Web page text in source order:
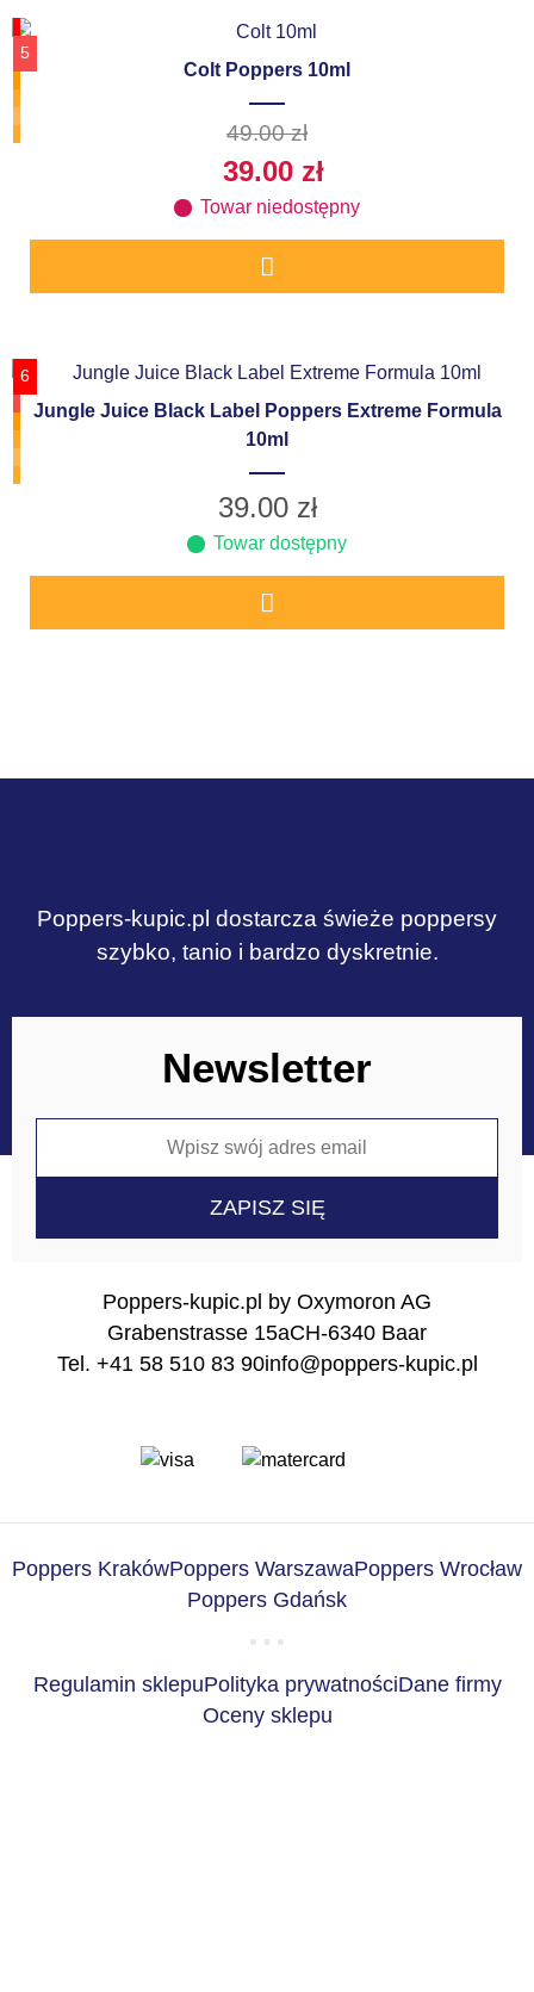
5
Colt Poppers 10ml
49.00zł
39.00 zł
Towar niedostępny
6
Jungle Juice Black Label Poppers Extreme Formula
10ml
39.00 zł
Towar dostępny
Poppers-kupic.pl dostarcza świeże poppersy
szybko, tanio i bardzo dyskretnie.
Newsletter
Poppers-kupic.pl by Oxymoron AG
Grabenstrasse 15aCH-6340 Baar
Tel. +41 58 510 83 90info@poppers-kupic.pl
Poppers KrakówPoppers WarszawaPoppers Wrocław
Poppers Gdańsk
Regulamin sklepuPolityka prywatnościDane firmy
Oceny sklepu